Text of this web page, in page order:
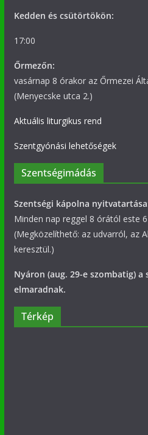
Kedden és csütörtökön:
17:00
Őrmezőn:
vasárnap 8 órakor az Őrmezei
(Menyecske utca 2.)
Aktuális liturgikus rend
Szentgyónási lehetőségek
Szentségimádás
Szentségi kápolna
Minden nap reggel 8 órától este
(Megközelíthető: az udvarról, az
keresztül.)
Nyáron (aug. 29-e szombatig)
elmaradnak.
Térkép